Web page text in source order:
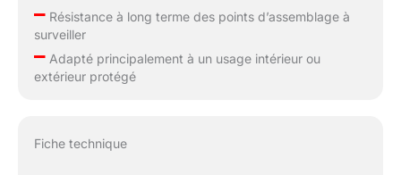
–Résistance à long terme des points d’assemblage à
surveiller
–Adapté principalement à un usage intérieur ou
extérieur protégé
Fiche technique